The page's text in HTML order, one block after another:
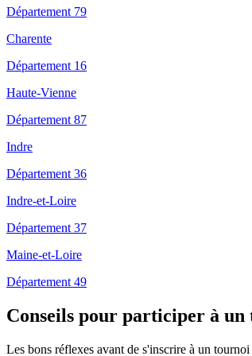
Département 79
Charente
Département 16
Haute-Vienne
Département 87
Indre
Département 36
Indre-et-Loire
Département 37
Maine-et-Loire
Département 49
Conseils pour participer à
Les bons réflexes avant de s'inscrire à un